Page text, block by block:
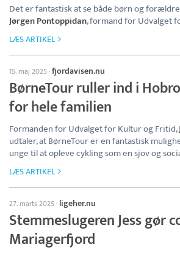
Det er fantastisk at se både børn og
Jørgen Pontoppidan, formand for Udvalget
LÆS ARTIKEL
15. maj 2025·fjordavisen.nu
BørneTour ruller ind i
for hele familien
Formanden for Udvalget for Kultur og Fritid,
udtaler, at BørneTour er en fantastisk
unge til at opleve cykling som en sjov og
LÆS ARTIKEL
27. marts 2025· ligeher.nu
Stemmeslugeren Jess gør
Mariagerfjord